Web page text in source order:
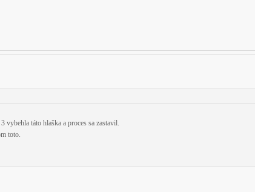
táto hlaška a proces sa zastavil.
toto.